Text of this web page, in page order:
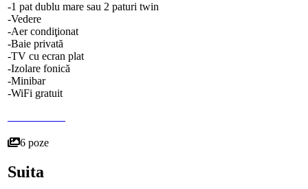
-1 pat dublu mare sau 2 paturi twin
-Vedere
-Aer condiţionat
-Baie privată
-TV cu ecran plat
-Izolare fonică
-Minibar
-WiFi gratuit
6 poze
Suita